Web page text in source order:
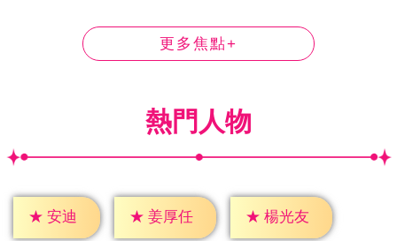
更多焦點+
熱門人物
★ 安迪 ★ 姜厚任 ★ 楊光友